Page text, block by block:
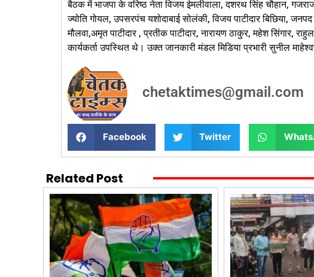
बैठक में भाजपा के वरिष्ठ नेता विजय ईमलीवाला, दशरथ सिंह चौहान,
ज्योति गोयल, उपसरपंच यशोदाबाई सोलंकी, विजय पाटीदार बिछिया,
मौलवा,अमृत पाटीदार , प्रतीक पाटीदार, नारायण ठाकुर, महेश सिंगार,
कार्यकर्ता उपस्थित थे। उक्त जानकारी मंडल मिडिया प्रभारी सुनील
chetaktimes@gmail.com
Facebook Twitter
Related Post